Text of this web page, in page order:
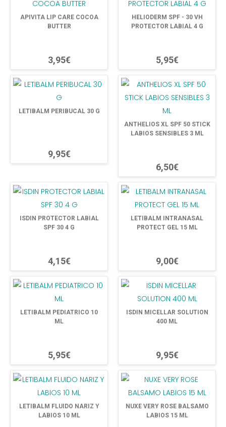
APIVITA LIP CARE COCOA
BUTTER
3,95€
HELIODERM SPF - 30 VH
PROTECTOR LABIAL 4 G
5,95€
LETIBALM PERIBUCAL 30 G
9,95€
ANTHELIOS XL SPF 50 STICK
LABIOS SENSIBLES 3 ML
6,50€
ISDIN PROTECTOR LABIAL
SPF 30 4 G
4,15€
LETIBALM INTRANASAL
PROTECT GEL 15 ML
9,00€
LETIBALM PEDIATRICO 10
ML
5,95€
ISDIN MICELLAR SOLUTION
400 ML
9,95€
LETIBALM FLUIDO NARIZ Y
LABIOS 10 ML
NUXE VERY ROSE BALSAMO
LABIOS 15 ML